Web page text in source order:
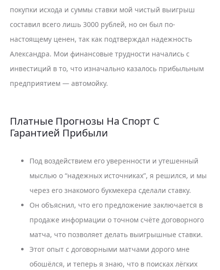
покупки исхода и суммы ставки мой чистый выигрыш
составил всего лишь 3000 рублей, но он был по-
настоящему ценен, так как подтверждал надежность
Александра. Мои финансовые трудности начались с
инвестиций в то, что изначально казалось прибыльным
предприятием — автомойку.
Платные Прогнозы На Спорт С
Гарантией Прибыли
Под воздействием его уверенности и утешенный
мыслью о “надежных источниках”, я решился, и мы
через его знакомого букмекера сделали ставку.
Он объяснил, что его предложение заключается в
продаже информации о точном счёте договорного
матча, что позволяет делать выигрышные ставки.
Этот опыт с договорными матчами дорого мне
обошёлся, и теперь я знаю, что в поисках лёгких